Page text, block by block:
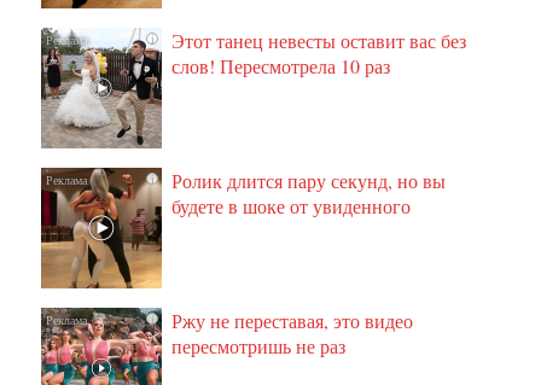
i
Этот танец невесты оставит вас без
слов! Пересмотрела 10 раз
i
Ролик длится пару секунд, но вы
будете в шоке от увиденного
i
Ржу не переставая, это видео
пересмотришь не раз